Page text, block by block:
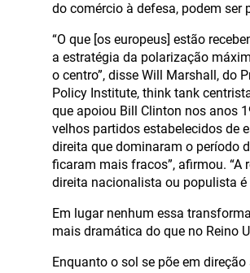
do comércio à defesa, podem ser
“O que [os europeus] estão
a estratégia da polarização
o centro”, disse Will Marshall, do
Policy Institute, think tank
que apoiou Bill Clinton nos anos
velhos partidos estabelecidos de
direita que dominaram o período
ficaram mais fracos”, afirmou. “A
direita nacionalista ou populista é
Em lugar nenhum essa
mais dramática do que no Reino
Enquanto o sol se põe em